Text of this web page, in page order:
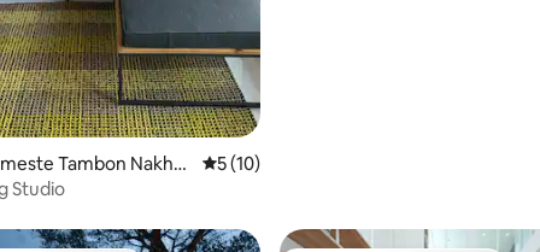
Tambon Nakho
Priemerné ohodnotenie 5 z 5, počet
5 (10)
Studio